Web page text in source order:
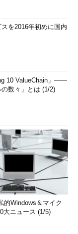
を2016年初めに国内
10 ValueChain」――
数々」とは (1/2)
的Windows＆マイク
大ニュース (1/5)